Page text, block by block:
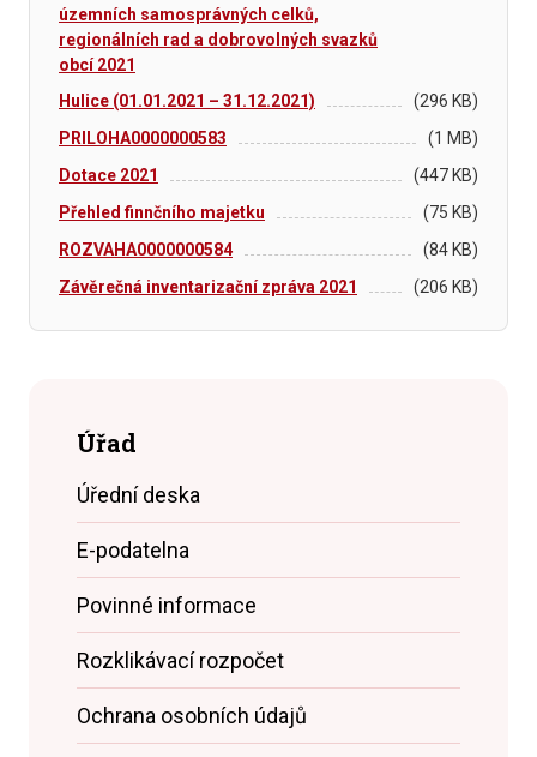
územních samosprávných celků,
regionálních rad a dobrovolných svazků
obcí 2021
Hulice (01.01.2021 – 31.12.2021)
(296 KB)
PRILOHA0000000583
(1 MB)
Dotace 2021
(447 KB)
Přehled finnčního majetku
(75 KB)
ROZVAHA0000000584
(84 KB)
Závěrečná inventarizační zpráva 2021
(206 KB)
Úřad
Úřední deska
E-podatelna
Povinné informace
Rozklikávací rozpočet
Ochrana osobních údajů